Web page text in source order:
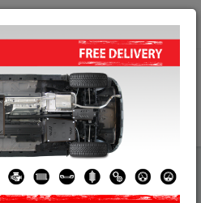
pod motor Ford Tourneo Custom